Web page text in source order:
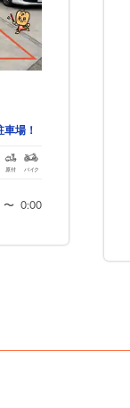
場！
原付 バイク
〜 0:00